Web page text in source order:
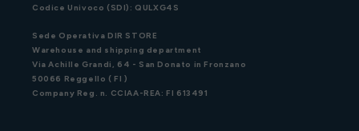
Codice Univoco (SDI): QULXG4S
Sede Operativa DIR STORE
Warehouse and shipping department
Via Achille Grandi, 64 - San Donato in Fronzano
50066 Reggello ( FI )
Company Reg. n. CCIAA-REA: FI 613491